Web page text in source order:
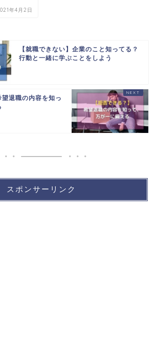
年4月2日
【就職できない】企業のこと知ってる？
行動と一緒に学ぶことをしよう
望退職の内容を知っ
スポンサーリンク